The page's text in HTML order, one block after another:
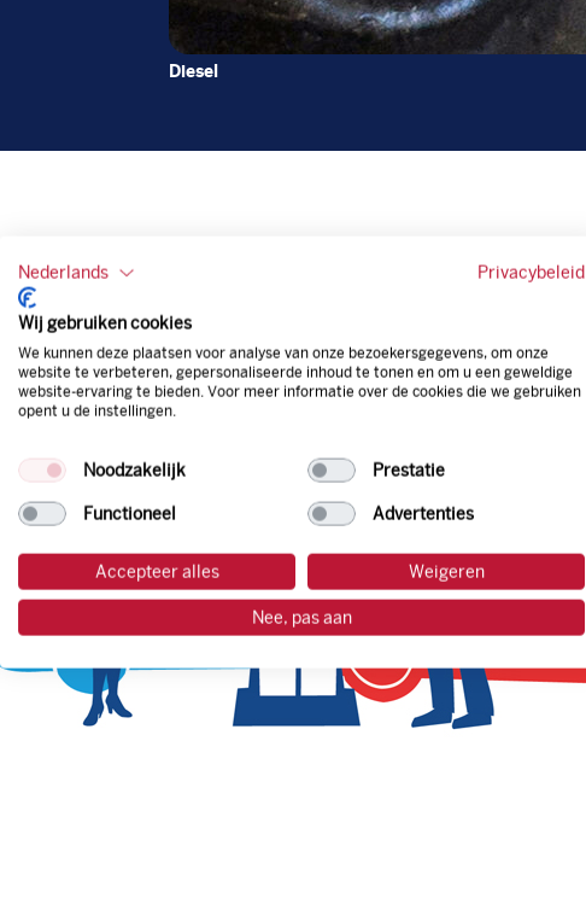
Diesel
Nederlands Privacybeleid
Wij gebruiken cookies
We kunnen deze plaatsen voor analyse van onze bezoekersgegevens, om onze
website te verbeteren, gepersonaliseerde inhoud te tonen en om u een geweldige
website-ervaring te bieden. Voor meer informatie over de cookies die we gebruiken
opent u de instellingen.
Noodzakelijk Prestatie
Functioneel Advertenties
Accepteer alles Weigeren
Nee, pas aan